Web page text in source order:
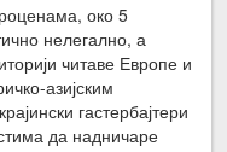
око 5
нелегално, а
читаве Европе и
азијским
гастербајтери
да надничаре